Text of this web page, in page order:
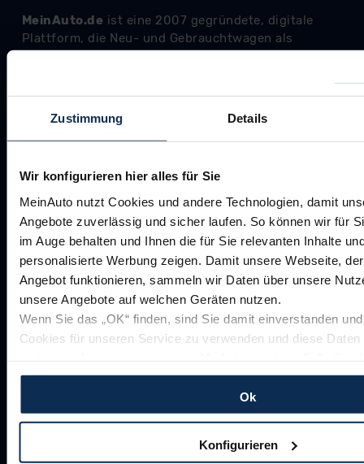
Zustimmung Details
Wir konfigurieren hier alles für Sie
MeinAuto nutzt Cookies und andere Technologien, damit
Angebote zuverlässig und sicher laufen. So können wir für
im Auge behalten und Ihnen die für Sie relevanten Inhalte
personalisierte Werbung zeigen. Damit unsere Webseite,
Angebot funktionieren, sammeln wir Daten über unsere
unsere Angebote auf welchen Geräten nutzen.
Wenn Sie das „OK“ finden, sind Sie damit einverstanden
Cookies für unseren Service zu verwenden und diese Daten
zustimmen möchten, beschränken wir uns auf die
können wir unsere Inhalte dann nicht auf Sie zuschneiden
perfekt auf dem Weg zu Ihrem Neuwagen unterstützen. Sie
Ok
Konfigurieren